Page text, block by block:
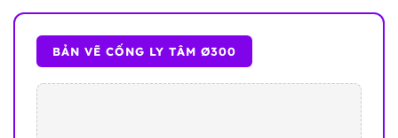
BẢN VẼ CỐNG LY TÂM Ø300